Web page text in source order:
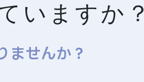
いますか？
ませんか？